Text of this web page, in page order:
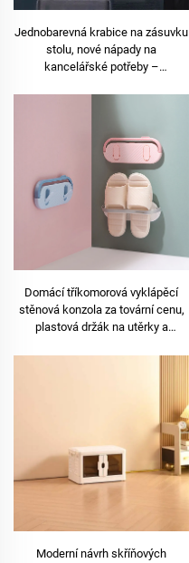
Jednobarevná krabice na zásuvku
stolu, nové nápady na
kancelářské potřeby –
Domácí tříkomorová vyklápěcí
stěnová konzola za tovární cenu,
plastová držák na utěrky a
Moderní návrh skříňových